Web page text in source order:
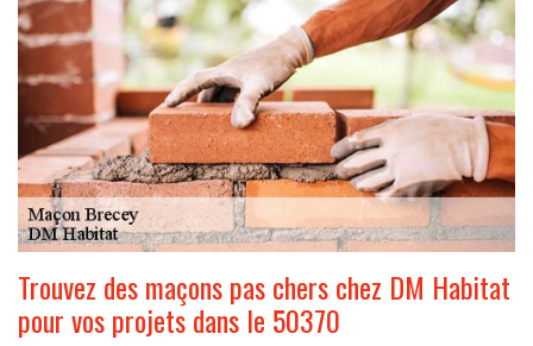
Trouvez des maçons pas chers chez DM Habitat
pour vos projets dans le 50370